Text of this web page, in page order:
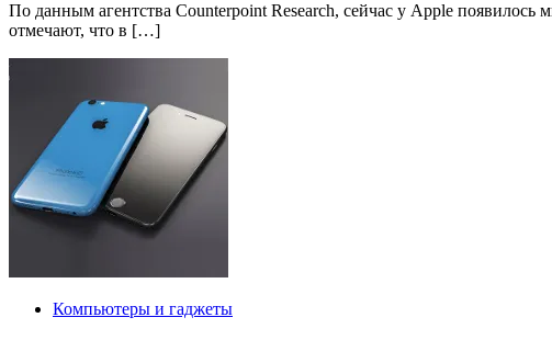
По данным агентства Counterpoint Research, сейчас у Apple
отмечают, что в […]
Компьютеры и гаджеты